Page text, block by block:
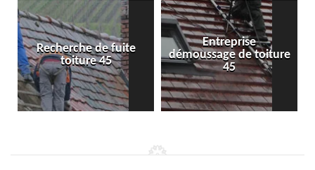
Entreprise
démoussage de toiture
45
Isolation toiture 45